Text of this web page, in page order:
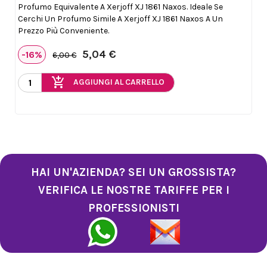
Profumo Equivalente A Xerjoff XJ 1861 Naxos. Ideale Se
Cerchi Un Profumo Simile A Xerjoff XJ 1861 Naxos A Un
Prezzo Più Conveniente.
-16% 6,00 € 5,04 €
add_shopping_cart AGGIUNGI AL CARRELLO
HAI UN'AZIENDA? SEI UN GROSSISTA?
VERIFICA LE NOSTRE TARIFFE PER I
PROFESSIONISTI